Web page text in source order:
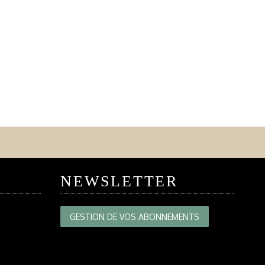
NEWSLETTER
GESTION DE VOS ABONNEMENTS